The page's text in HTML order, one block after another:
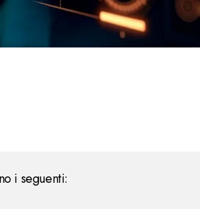
i seguenti: